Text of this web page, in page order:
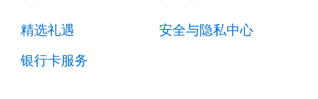
精选礼遇
银行卡服务
安全与隐私中心